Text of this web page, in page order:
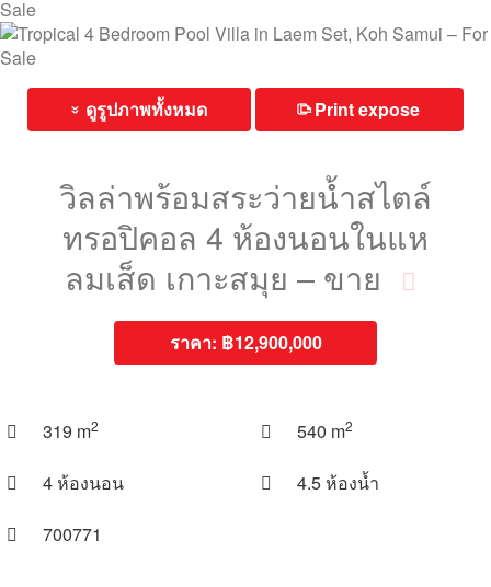
»ดูรูปภาพทั้งหมด ⎙Print expose
วิลล่าพร้อมสระว่ายน้ำสไตล์
ทรอปิคอล 4 ห้องนอนในแห
ลมเส็ด เกาะสมุย – ขาย
ราคา: ฿12,900,000
319 m2 540 m2
4 ห้องนอน 4.5 ห้องน้ำ
700771